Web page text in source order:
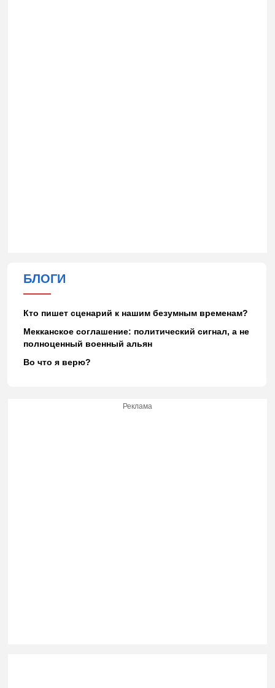
БЛОГИ
Кто пишет сценарий к нашим безумным временам?
Мекканское соглашение: политический сигнал, а не
полноценный военный альян
Во что я верю?
Реклама